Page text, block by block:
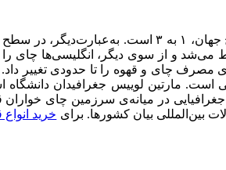
بر اساس گزارش اکونومیست، در ایران به ازای هر ۱ فنجان قهوه، ۹ فنجان چای نوشیده می‌شود و این در حالی
و از سوی دیگر، انگلیسی‌ها چای
مصرف چای و قهوه را تا حدودی تغییر
است. مارتین لوییس جغرافیدان دانشگاه
در میانه‌ی سرزمین چای خواران
بین‌المللی بیان کشورها. برای خرید انواع